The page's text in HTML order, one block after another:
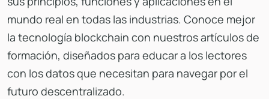
mundo real en todas las industrias. Conoce mejor
la tecnología blockchain con nuestros artículos de
formación, diseñados para educar a los lectores
con los datos que necesitan para navegar por el
futuro descentralizado.